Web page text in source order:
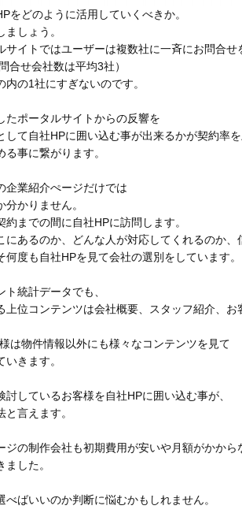
をどのように活用していくべきか。
しょう。
サイトではユーザーは複数社に一斉にお問合せ
合せ会社数は平均3社）
の1社にすぎないのです。
たポータルサイトからの反響を
して自社HPに囲い込む事が出来るかが契約率
事に繋がります。
企業紹介ぺージだけでは
かりません。
までの間に自社HPに訪問します。
にあるのか、どんな人が対応してくれるのか
度も自社HPを見て会社の選別をしています。
統計データでも、
上位コンテンツは会社概要、スタッフ紹介、お
は物件情報以外にも様々なコンテンツを見て
きます。
しているお客様を自社HPに囲い込む事が、
言えます。
ジの制作会社も初期費用が安いや月額がかから
した。
ばいいのか判断に悩むかもしれません。